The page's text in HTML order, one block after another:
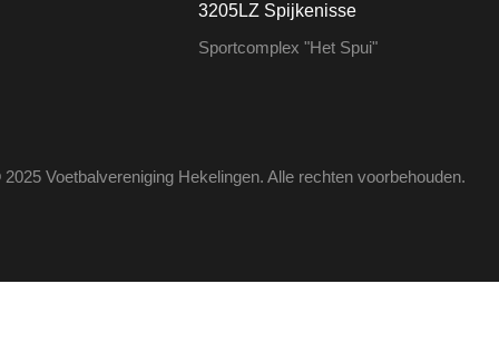
3205LZ Spijkenisse
Sportcomplex "Het Spui"
Voetbalvereniging Hekelingen. Alle rechten voorbehouden.